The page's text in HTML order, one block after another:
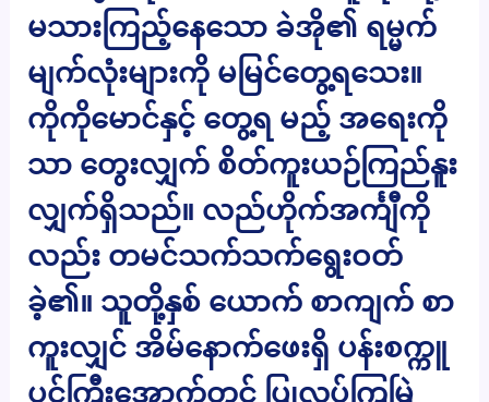
မသားကြည့်နေသော ခဲအို၏ ရမ္မက်
မျက်လုံးများကို မမြင်တွေ့ရသေး။
ကိုကိုမောင်နှင့် တွေ့ရ မည့် အရေးကို
သာ တွေးလျှက် စိတ်ကူးယဉ်ကြည်နူး
လျှက်ရှိသည်။ လည်ဟိုက်အင်္ကျီကို
လည်း တမင်သက်သက်ရွေးဝတ်
ခဲ့၏။ သူတို့နှစ် ယောက် စာကျက် စာ
ကူးလျှင် အိမ်နောက်ဖေးရှိ ပန်းစက္ကူ
ပင်ကြီးအောက်တွင် ပြုလုပ်ကြမြဲ